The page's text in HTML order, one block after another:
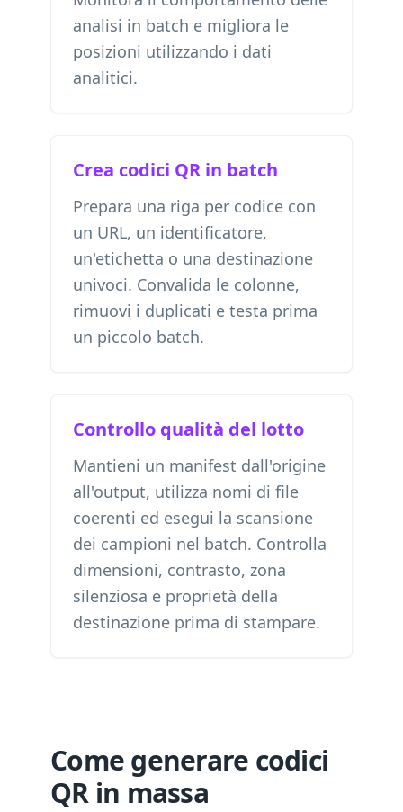
analisi in batch e migliora le
posizioni utilizzando i dati
analitici.
Crea codici QR in batch
Prepara una riga per codice con
un URL, un identificatore,
un'etichetta o una destinazione
univoci. Convalida le colonne,
rimuovi i duplicati e testa prima
un piccolo batch.
Controllo qualità del lotto
Mantieni un manifest dall'origine
all'output, utilizza nomi di file
coerenti ed esegui la scansione
dei campioni nel batch. Controlla
dimensioni, contrasto, zona
silenziosa e proprietà della
destinazione prima di stampare.
Come generare codici
QR in massa